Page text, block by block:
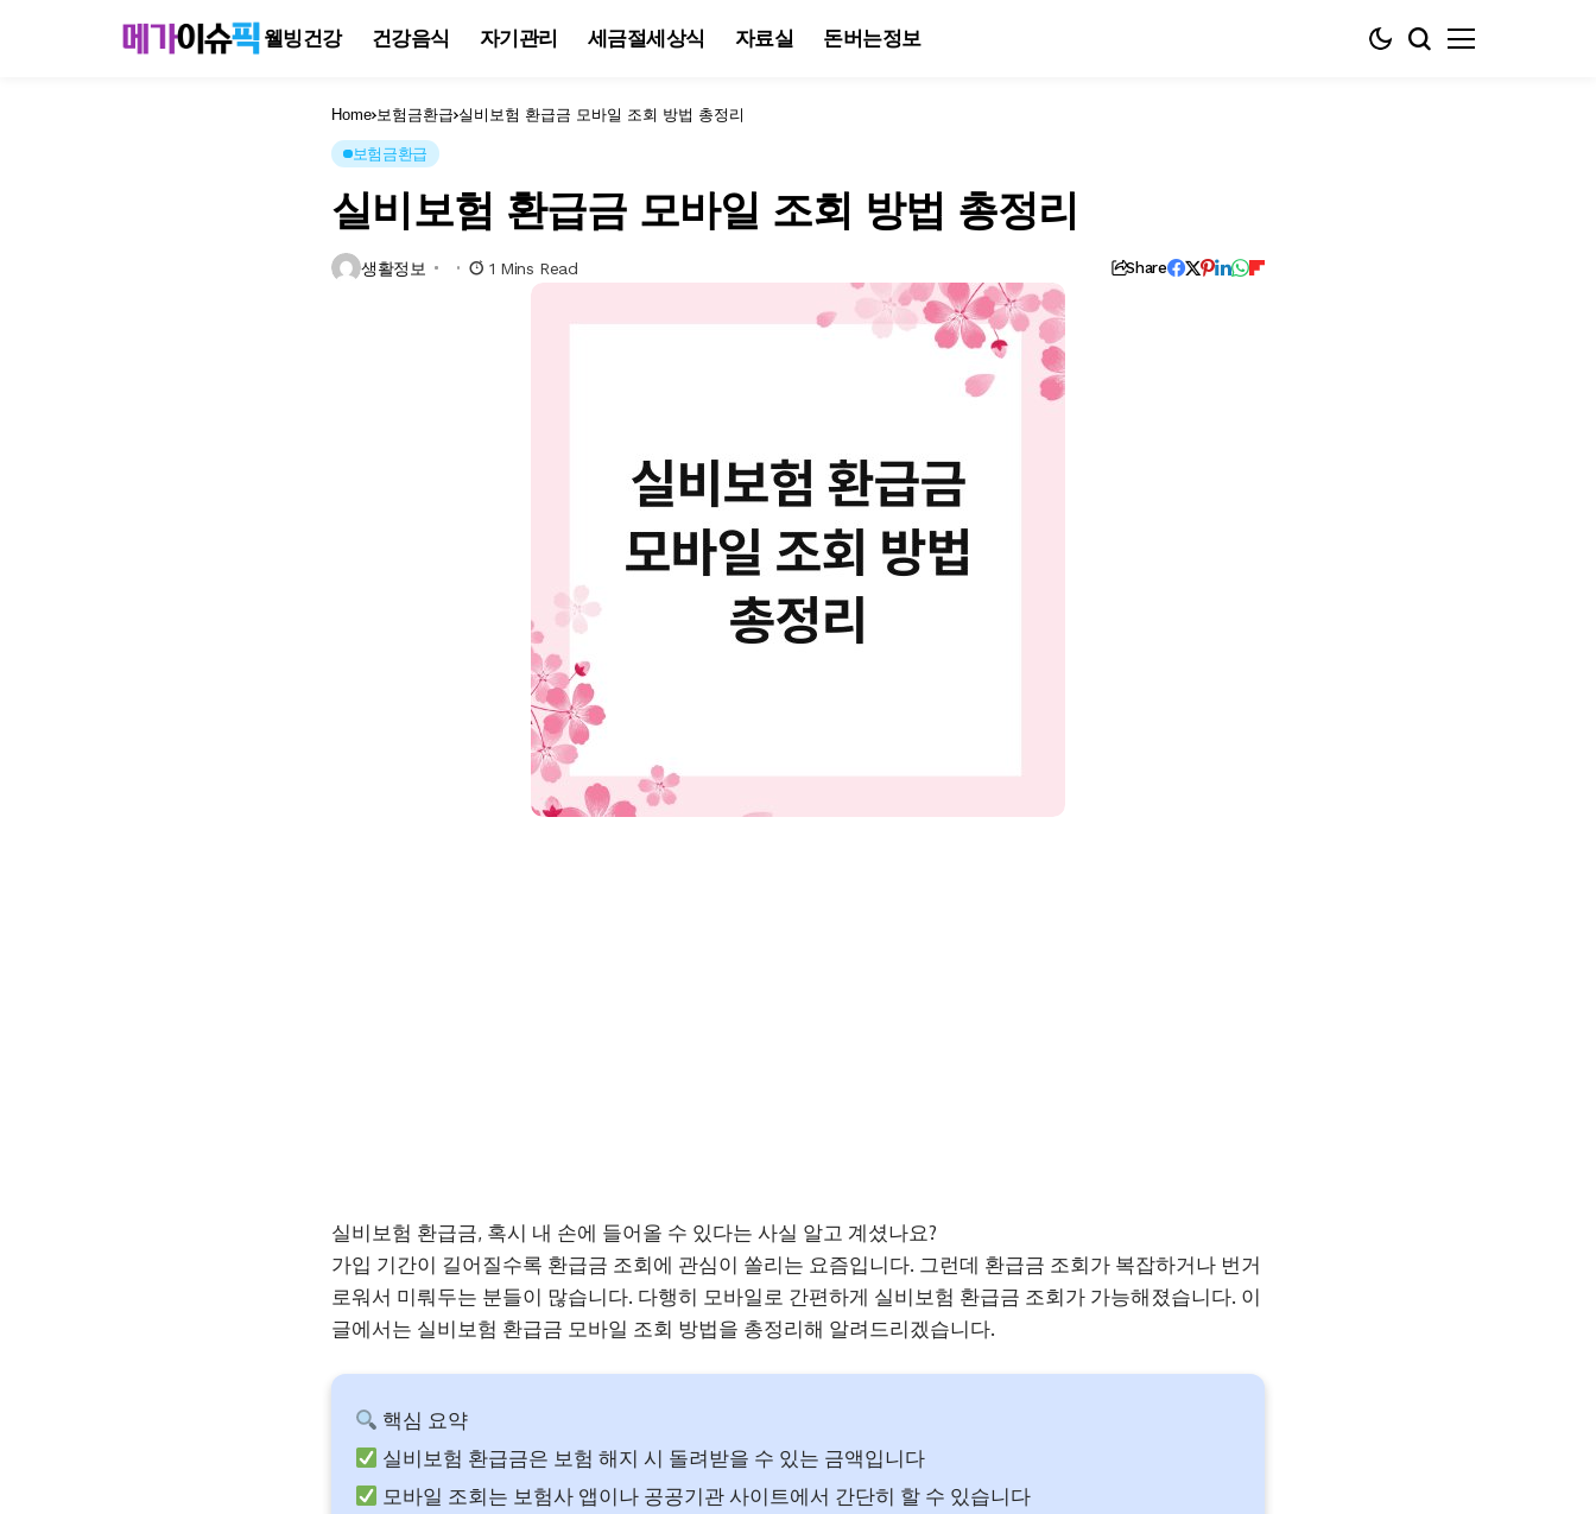
웰빙건강 건강음식 자기관리 세금절세상식 자료실 돈버는정보
Home 보험금환급 실비보험 환급금 모바일 조회 방법 총정리
보험금환급
실비보험 환급금 모바일 조회 방법 총정리
생활정보 1 Mins Read Share
실비보험 환급금, 혹시 내 손에 들어올 수 있다는 사실 알고 계셨나요?
가입 기간이 길어질수록 환급금 조회에 관심이 쏠리는 요즘입니다. 그런데 환급금 조회가 복잡하거나 번거
로워서 미뤄두는 분들이 많습니다. 다행히 모바일로 간편하게 실비보험 환급금 조회가 가능해졌습니다. 이
글에서는 실비보험 환급금 모바일 조회 방법을 총정리해 알려드리겠습니다.
핵심 요약
실비보험 환급금은 보험 해지 시 돌려받을 수 있는 금액입니다
모바일 조회는 보험사 앱이나 공공기관 사이트에서 간단히 할 수 있습니다